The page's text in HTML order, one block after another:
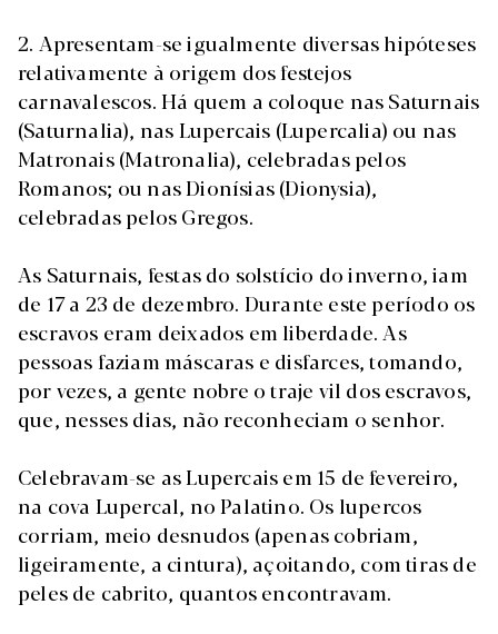
2. Apresentam-se igualmente diversas hipóteses
relativamente à origem dos festejos
carnavalescos. Há quem a coloque nas Saturnais
(Saturnalia), nas Lupercais (Lupercalia) ou nas
Matronais (Matronalia), celebradas pelos
Romanos; ou nas Dionísias (Dionysia),
celebradas pelos Gregos.
As Saturnais, festas do solstício do inverno, iam
de 17 a 23 de dezembro. Durante este período os
escravos eram deixados em liberdade. As
pessoas faziam máscaras e disfarces, tomando,
por vezes, a gente nobre o traje vil dos escravos,
que, nesses dias, não reconheciam o senhor.
Celebravam-se as Lupercais em 15 de fevereiro,
na cova Lupercal, no Palatino. Os lupercos
corriam, meio desnudos (apenas cobriam,
ligeiramente, a cintura), açoitando, com tiras de
peles de cabrito, quantos encontravam.